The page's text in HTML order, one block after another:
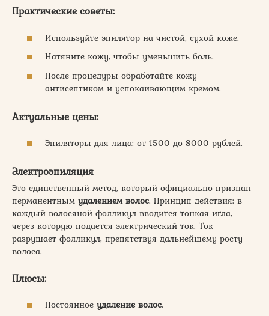
Практические советы:
Используйте эпилятор на чистой, сухой коже.
Натяните кожу, чтобы уменьшить боль.
После процедуры обработайте кожу
антисептиком и успокаивающим кремом.
Актуальные цены:
Эпиляторы для лица: от 1500 до 8000 рублей.
Электроэпиляция
Это единственный метод, который официально признан
перманентным удалением волос. Принцип действия: в
каждый волосяной фолликул вводится тонкая игла,
через которую подается электрический ток. Ток
разрушает фолликул, препятствуя дальнейшему росту
волоса.
Плюсы:
Постоянное удаление волос.